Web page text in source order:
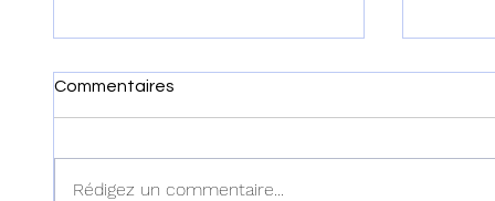
Commentaires
Rédigez un commentaire...